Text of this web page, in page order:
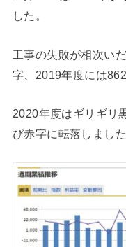
した。
工事の失敗が相次い
字、2019年度には
2020年度はギリギリ
び赤字に転落しました